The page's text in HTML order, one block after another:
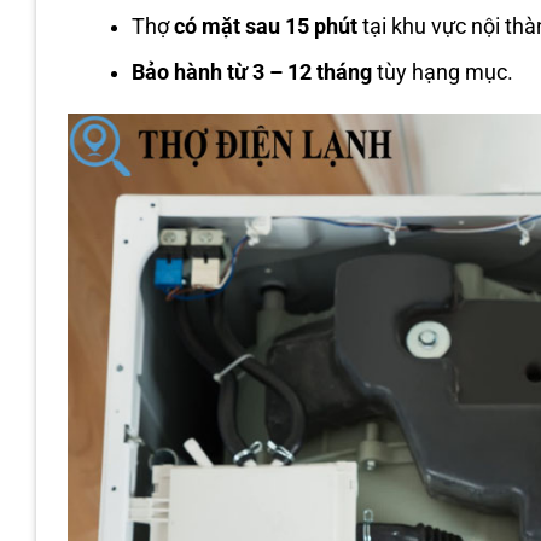
Thợcó mặt sau 15 phút tại khu vực nội
Bảo hành từ 3 – 12 tháng tùy hạng mục.